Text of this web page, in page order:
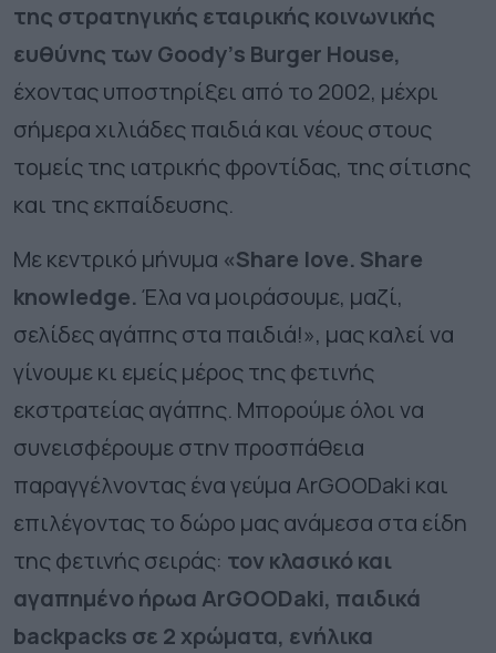
της στρατηγικής εταιρικής κοινωνικής
ευθύνης τωνGoody’s Burger House,
έχοντας υποστηρίξει από το 2002, μέχρι
σήμερα χιλιάδες παιδιά και νέους στους
τομείς της ιατρικής φροντίδας, της σίτισης
και της εκπαίδευσης.
Με κεντρικό μήνυμα «Share love. Share
knowledge.Έλα να μοιράσουμε, μαζί,
σελίδες αγάπης στα παιδιά!», μας καλεί να
γίνουμε κι εμείς μέρος της φετινής
εκστρατείας αγάπης. Μπορούμε όλοι να
συνεισφέρουμε στην προσπάθεια
παραγγέλνοντας ένα γεύμα ArGOODaki και
επιλέγοντας το δώρο μας ανάμεσα στα είδη
της φετινής σειράς: τον κλασικό και
αγαπημένο ήρωα ArGOODaki, παιδικά
backpacks σε 2 χρώματα, ενήλικα